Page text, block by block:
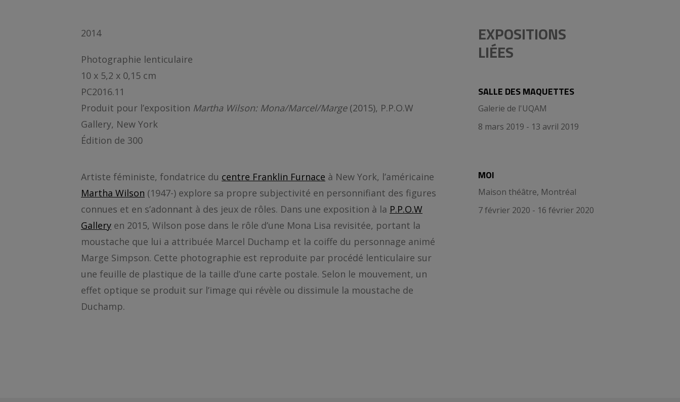
2014
Photographie lenticulaire
10 x 5,2 x 0,15 cm
PC2016.11
Produit pour l’exposition Martha Wilson: Mona/Marcel/Marge(2015), P.P.O.W
Gallery, New York
Édition de 300
Artiste féministe, fondatrice du centre Franklin Furnace à New York, l’américaine
Martha Wilson (1947-) explore sa propre subjectivité en personnifiant des figures
connues et en s’adonnant à des jeux de rôles. Dans une exposition à la P.P.O.W
Gallery en 2015, Wilson pose dans le rôle d’une Mona Lisa revisitée, portant la
moustache que lui a attribuée Marcel Duchamp et la coiffe du personnage animé
Marge Simpson. Cette photographie est reproduite par procédé lenticulaire sur
une feuille de plastique de la taille d’une carte postale. Selon le mouvement, un
effet optique se produit sur l’image qui révèle ou dissimule la moustache de
Duchamp.
EXPOSITIONS
LIÉES
SALLE DES MAQUETTES
Galerie de l'UQAM
8 mars 2019 - 13 avril 2019
MOI
Maison théâtre, Montréal
7 février 2020 - 16 février 2020